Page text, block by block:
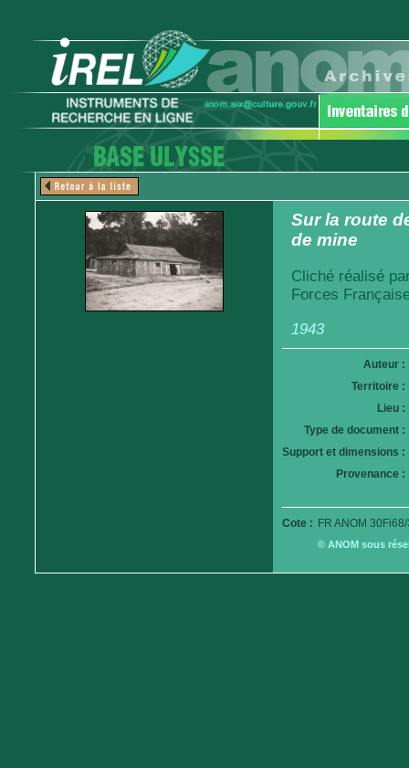
Sur la route
de mine
Cliché réalisé
Forces
1943
Auteur :
Territoire :
Lieu :
Type de document :
Support et dimensions :
Provenance :
Cote : FR ANOM
© ANOM sous